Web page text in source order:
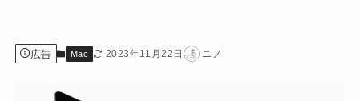
広告 Mac 2023年11月22日 ニノ